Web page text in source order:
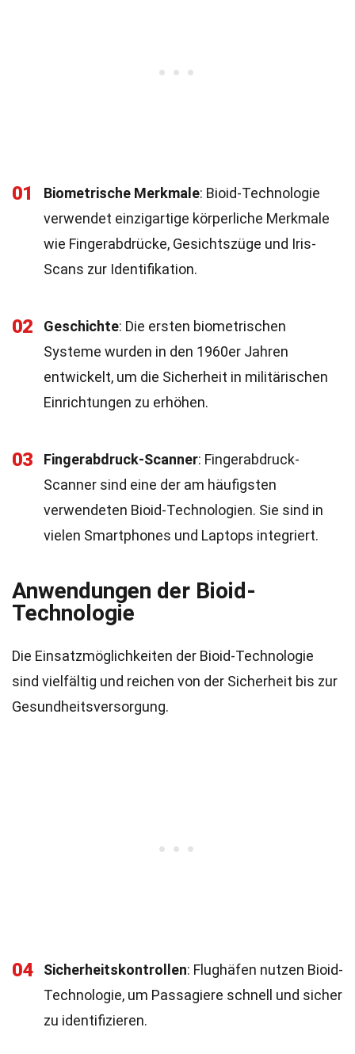
01 Biometrische Merkmale: Bioid-Technologie
verwendet einzigartige körperliche Merkmale
wie Fingerabdrücke, Gesichtszüge und Iris-
Scans zur Identifikation.
02 Geschichte: Die ersten biometrischen
Systeme wurden in den 1960er Jahren
entwickelt, um die Sicherheit in militärischen
Einrichtungen zu erhöhen.
03 Fingerabdruck-Scanner: Fingerabdruck-
Scanner sind eine der am häufigsten
verwendeten Bioid-Technologien. Sie sind in
vielen Smartphones und Laptops integriert.
Anwendungen der Bioid-
Technologie
Die Einsatzmöglichkeiten der Bioid-Technologie
sind vielfältig und reichen von der Sicherheit bis zur
Gesundheitsversorgung.
04 Sicherheitskontrollen: Flughäfen nutzen Bioid-
Technologie, um Passagiere schnell und sicher
zu identifizieren.